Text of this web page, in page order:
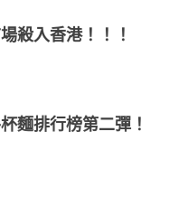
殺入香港！！！
麵排行榜第二彈！